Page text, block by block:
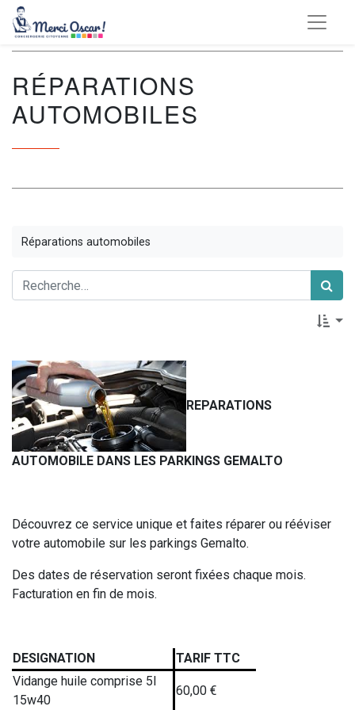
RÉPARATIONS
AUTOMOBILES
Réparations automobiles
REPARATIONS
AUTOMOBILE DANS LES PARKINGS GEMALTO
Découvrez ce service unique et faites réparer ou rééviser
votre automobile sur les parkings Gemalto.
Des dates de réservation seront fixées chaque mois.
Facturation en fin de mois.
DESIGNATION
TARIF TTC
Vidange huile comprise 5l
15w40
60,00 €